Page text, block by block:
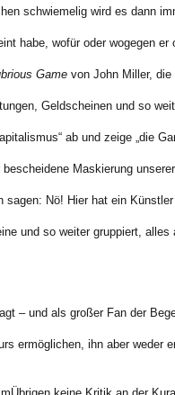
schwiemelig wird es dann
habe, wofür oder wogegen
Gamevon John Miller, die
Geldscheinen und so
ab und zeige „die
bescheidene Maskierung
sagen: Nö! Hier hat ein
und so weiter gruppiert,
– und als großer Fan der
ermöglichen, ihn aber weder